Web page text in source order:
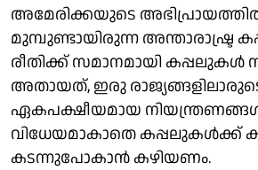
അമേരിക്കയുടെ
മുമ്പുണ്ടായിരുന്ന അന്താരാഷ്ട്ര
രീതിക്ക് സമാനമായി കപ്പലുകൾ
അതായത്, ഇരു
ഏകപക്ഷീയമായ
വിധേയമാകാതെ കപ്പലുകൾക്ക്
കടന്നുപോകാൻ കഴിയണം.